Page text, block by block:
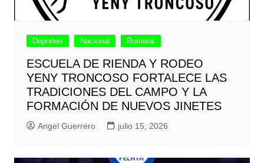
Deportes Nacional Romeral
ESCUELA DE RIENDA Y RODEO
YENY TRONCOSO FORTALECE LAS
TRADICIONES DEL CAMPO Y LA
FORMACIÓN DE NUEVOS JINETES
Angel Guerrero julio 15, 2026